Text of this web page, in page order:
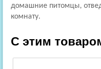
домашние питомцы,
комнату.
С этим